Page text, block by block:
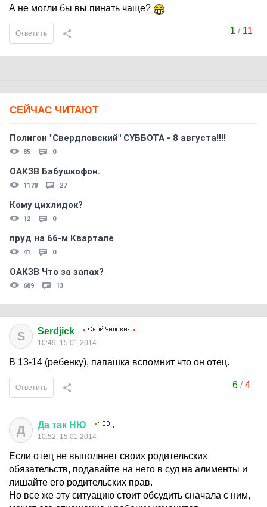
А не могли бы вы пинать чаще?
1 / 11
Ответить
СЕЙЧАС ЧИТАЮТ
Полигон "Свердловский" СУББОТА - 8 августа!!!!
85 0
ОАКЗВ Бабушкофон.
1178 27
Кому цихлидок?
12 0
пруд на 66-м Квартале
41 0
ОАКЗВ Что за запах?
689 13
S Serdjick
10:49, 15.01.2014
В 13-14 (ребенку), папашка вспомнит что он отец.
6/4
Ответить
Д Да так НЮ
10:52, 15.01.2014
Если отец не выполняет своих родительских
обязательств, подавайте на него в суд на алименты и
лишайте его родительских прав.
Но все же эту ситуацию стоит обсудить сначала с ним,